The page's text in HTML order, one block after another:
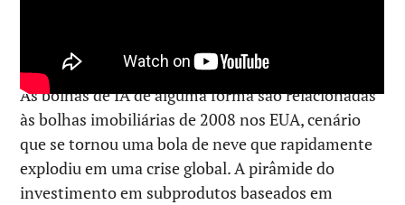
As bolhas de IA de alguma forma são relacionadas
às bolhas imobiliárias de 2008 nos EUA, cenário
que se tornou uma bola de neve que rapidamente
explodiu em uma crise global. A pirâmide do
investimento em subprodutos baseados em